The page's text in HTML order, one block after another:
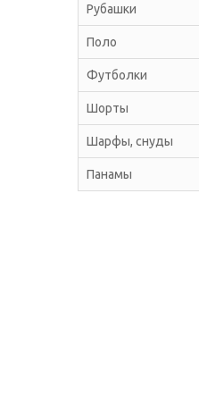
Рубашки
Поло
Футболки
Шорты
Шарфы, снуды
Панамы